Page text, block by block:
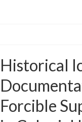
Historical
Forcible